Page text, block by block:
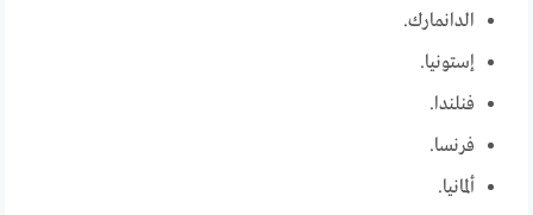
الدانمارك‬‏‫.
إستونيا.
فنلندا.
فرنسا.
ألمانيا.